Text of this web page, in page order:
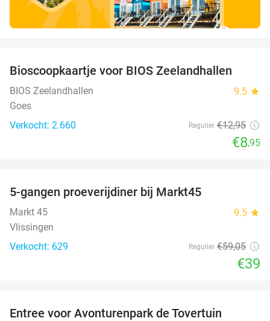
Bioscoopkaartje voor BIOS Zeelandhallen
BIOS Zeelandhallen 9.5 star
Goes
Verkocht: 2.660
Regulier €12,95
€8,95
5-gangen proeverijdiner bij Markt45
Markt 45 9.5 star
Vlissingen
Verkocht: 629
Regulier €59,05
€39
Entree voor Avonturenpark de Tovertuin